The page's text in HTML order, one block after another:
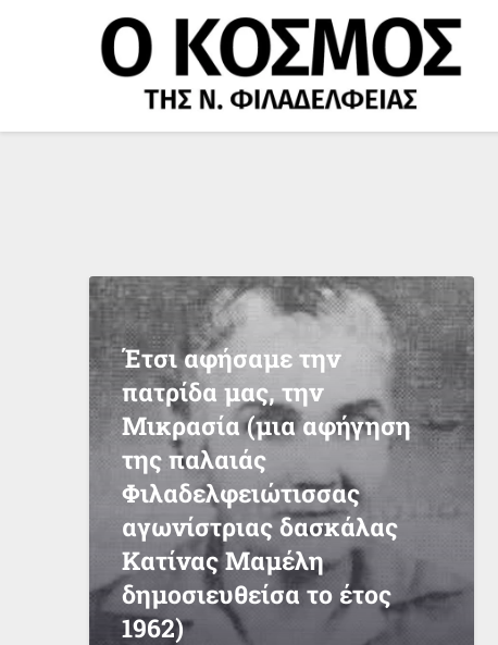
Έτσι αφήσαμε την
πατρίδα μας, την
Μικρασία (μια αφήγηση
της παλαιάς
Φιλαδελφειώτισσας
αγωνίστριας δασκάλας
Κατίνας Μαμέλη
δημοσιευθείσα το έτος
1962)